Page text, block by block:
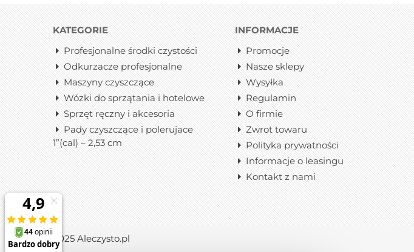
KATEGORIE
Profesjonalne środki czystości
Odkurzacze profesjonalne
Maszyny czyszczące
Wózki do sprzątania i hotelowe
Sprzęt ręczny i akcesoria
Pady czyszczące i polerujace
1”(cal) – 2,53 cm
INFORMACJE
Promocje
Nasze sklepy
Wysyłka
Regulamin
O firmie
Zwrot towaru
Polityka prywatności
Informacje o leasingu
Kontakt z nami
2025 Aleczysto.pl